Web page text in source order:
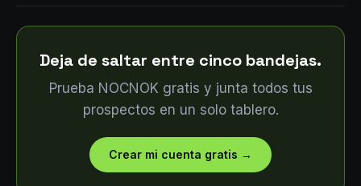
Deja de saltar entre cinco bandejas.
Prueba NOCNOK gratis y junta todos tus
prospectos en un solo tablero.
Crear mi cuenta gratis →